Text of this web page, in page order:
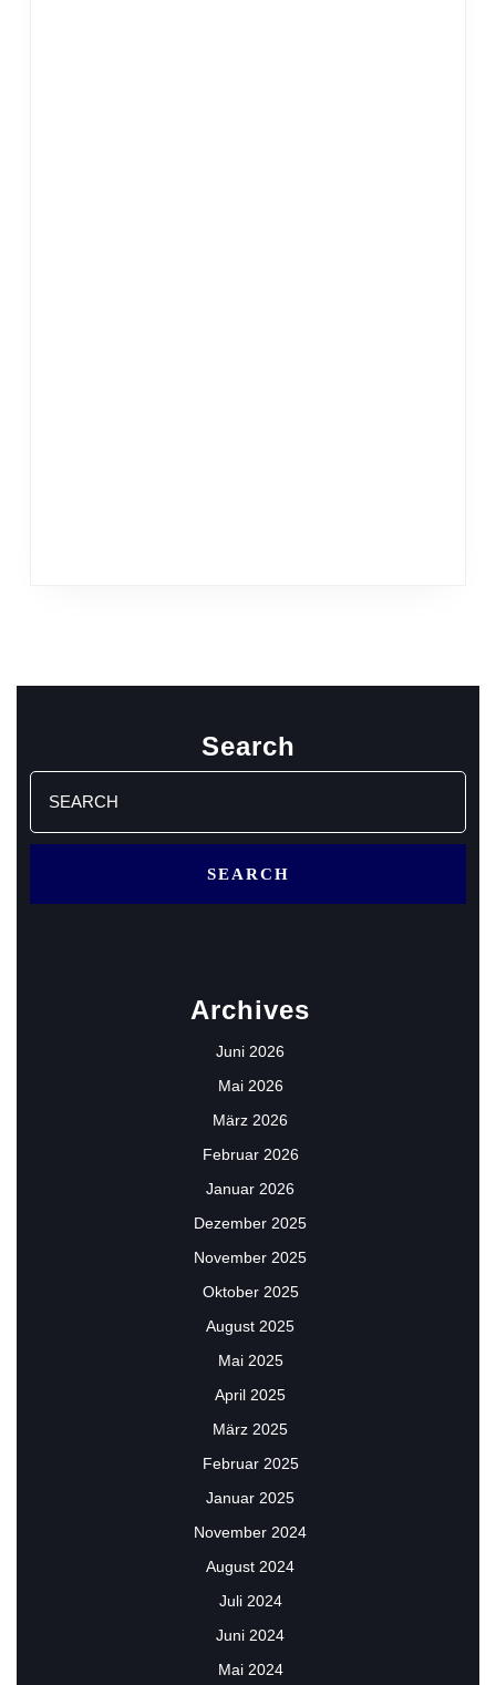
Search
Search
for:
Archives
Juni 2026
Mai 2026
März 2026
Februar 2026
Januar 2026
Dezember 2025
November 2025
Oktober 2025
August 2025
Mai 2025
April 2025
März 2025
Februar 2025
Januar 2025
November 2024
August 2024
Juli 2024
Juni 2024
Mai 2024